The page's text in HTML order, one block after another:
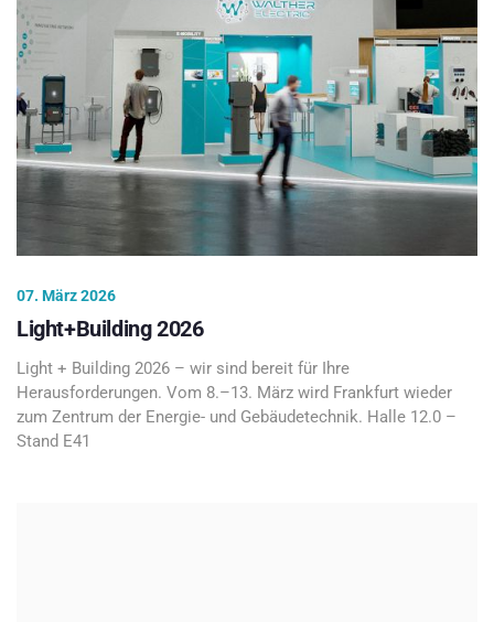
07. März 2026
Light+Building 2026
Light + Building 2026 – wir sind bereit für Ihre
Herausforderungen. Vom 8.–13. März wird Frankfurt wieder
zum Zentrum der Energie- und Gebäudetechnik. Halle 12.0 –
Stand E41